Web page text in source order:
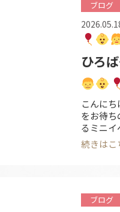
ブログ
ひろ
こんに
をお待
るミニ
育士の雰
まに、ぜ
続きはこ
ブログ